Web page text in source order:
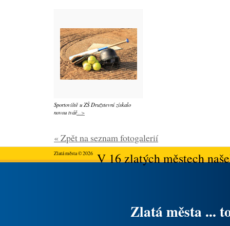
Sportoviště u ZŠ Družstevní získalo
novou tvář...>
« Zpět na seznam fotogalerií
Zlatá města © 2026V 16 zlatých městech
Zlatá města ...